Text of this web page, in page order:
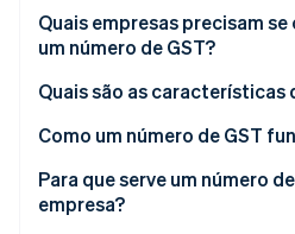
Identity
Verificação de identidade
Stripe Sessions 2026
Veja como a Stripe está
Quais empresas precisam
um número de GST?
Quais são as características
Como um número de GST
Para que serve um número
empresa?